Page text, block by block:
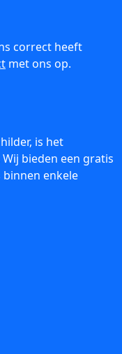
correct heeft
met ons op.
is het
bieden een gratis
enkele